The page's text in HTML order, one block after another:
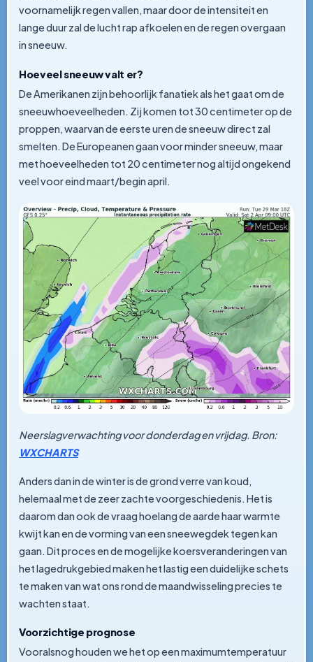
voornamelijk regen vallen, maar door de intensiteit en
lange duur zal de lucht rap afkoelen en de regen overgaan
in sneeuw.
Hoeveel sneeuw valt er?
De Amerikanen zijn behoorlijk fanatiek als het gaat om de
sneeuwhoeveelheden. Zij komen tot 30 centimeter op de
proppen, waarvan de eerste uren de sneeuw direct zal
smelten. De Europeanen gaan voor minder sneeuw, maar
met hoeveelheden tot 20 centimeter nog altijd ongekend
veel voor eind maart/begin april.
Neerslagverwachting voor donderdag en vrijdag. Bron:
WXCHARTS
Anders dan in de winter is de grond verre van koud,
helemaal met de zeer zachte voorgeschiedenis. Het is
daarom dan ook de vraag hoelang de aarde haar warmte
kwijt kan en de vorming van een sneewegdek tegen kan
gaan. Dit proces en de mogelijke koersveranderingen van
het lagedrukgebied maken het lastig een duidelijke schets
te maken van wat ons rond de maandwisseling precies te
wachten staat.
Voorzichtige prognose
Vooralsnog houden we het op een maximumtemperatuur